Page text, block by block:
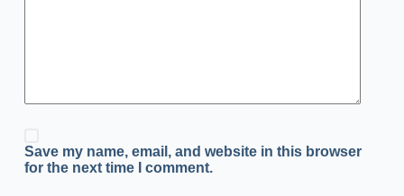
Save my name, email, and website in this browser
for the next time I comment.